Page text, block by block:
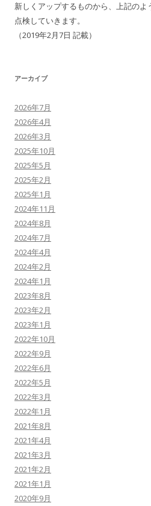
新しくアップするものから、上記の
点検していきます。
（2019年2月7日 記載）
アーカイブ
2026年7月
2026年4月
2026年3月
2025年10月
2025年5月
2025年2月
2025年1月
2024年11月
2024年8月
2024年7月
2024年4月
2024年2月
2024年1月
2023年8月
2023年2月
2023年1月
2022年10月
2022年9月
2022年6月
2022年5月
2022年3月
2022年1月
2021年8月
2021年4月
2021年3月
2021年2月
2021年1月
2020年9月